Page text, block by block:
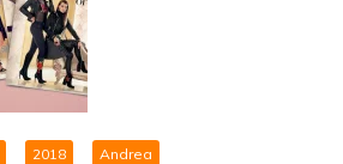
2018
Andrea